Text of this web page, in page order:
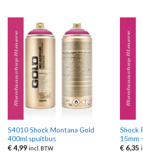
S4010 Shock Montana Gold
400ml spuitbus
€4,99 incl. BTW
Shock
15mm
€6,35